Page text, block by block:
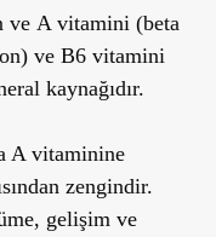
ve A vitamini (beta
ve B6 vitamini
kaynağıdır.
A vitaminine
zengindir.
, gelişim ve